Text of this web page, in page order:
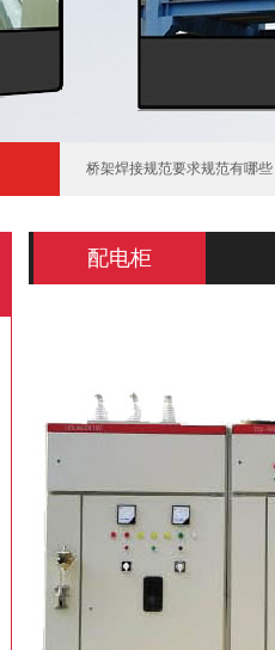
电缆桥架的施工要注意哪些
山东电缆桥架：产业高地与
桥架焊接规范要求规范有哪
配电柜